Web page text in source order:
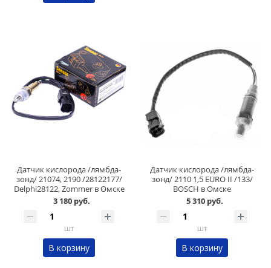
Датчик кислорода /лямбда-
зонд/ 21074, 2190 /28122177/
Delphi28122, Zommer в Омске
3 180 руб.
шт
В корзину
Датчик кислорода /лямбда-
зонд/ 2110 1,5 EURO II /133/
BOSCH в Омске
5 310 руб.
шт
В корзину